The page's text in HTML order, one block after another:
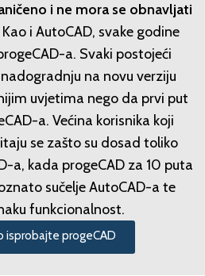
i ne mora se obnavljati
Kao i AutoCAD, svake godine
a. Svaki postojeći
na novu verziju
uvjetima nego da prvi put
a. Većina korisnika koji
se zašto su dosad toliko
a, kada progeCAD za 10 puta
sučelje AutoCAD-a te
funkcionalnost.
isprobajte progeCAD